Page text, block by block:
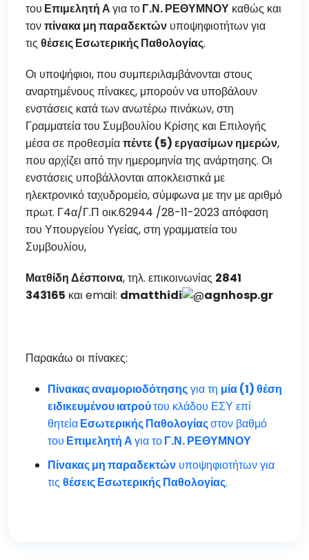
του Επιμελητή Αγια τοΓ.Ν. ΡΕΘΥΜΝΟΥ καθώς και
τονπίνακα μη παραδεκτών υποψηφιοτήτων για
τις θέσεις Εσωτερικής Παθολογίας.
Οι υποψήφιοι, που συμπεριλαμβάνονται στους
αναρτημένους πίνακες, μπορούν να υποβάλουν
ενστάσεις κατά των ανωτέρω πινάκων, στη
Γραμματεία του Συμβουλίου Κρίσης και Επιλογής
μέσα σε προθεσμίαπέντε (5) εργασίμων ημερών,
που αρχίζει από την ημερομηνία της ανάρτησης. Οι
ενστάσεις υποβάλλονται αποκλειστικά με
ηλεκτρονικό ταχυδρομείο, σύμφωνα με την με αριθμό
πρωτ. Γ4α/Γ.Π οικ.62944 /28-11-2023 απόφαση
του Υπουργείου Υγείας, στη γραμματεία του
Συμβουλίου,
Ματθίδη Δέσποινα, τηλ. επικοινωνίας 2841
343165 και email: dmatthidi agnhosp.gr
Παρακάω οι πίνακες:
Πίνακας αναμοριοδότησηςγια τη μία (1) θέση
ειδικευμένου ιατρούτου κλάδου ΕΣΥ επί
θητείαΕσωτερικής Παθολογίαςστον βαθμό
του Επιμελητή Αγια τοΓ.Ν. ΡΕΘΥΜΝΟΥ
Πίνακας μη παραδεκτών υποψηφιοτήτων για
τις θέσεις Εσωτερικής Παθολογίας.